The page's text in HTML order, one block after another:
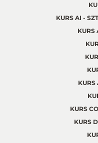
KURS AI -
KURS
KURS
KURS
KURS